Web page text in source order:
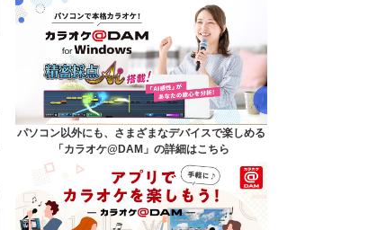
DAM★とも録音
カラオケ＠DAM
ユーザー検索
キャンペーン
よくあるご質問
パソコン以外にも、さまざまなデバイスで楽しめる
「カラオケ@DAM」の詳細はこちら